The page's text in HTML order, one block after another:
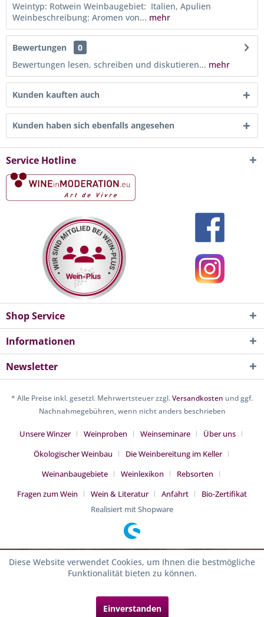
Weintyp: Rotwein Weinbaugebiet: Italien, Apulien
Weinbeschreibung: Aromen von... mehr
Bewertungen
0
Bewertungen lesen, schreiben und diskutieren... mehr
Kunden kauften auch
Kunden haben sich ebenfalls angesehen
Service Hotline
Shop Service
Informationen
Newsletter
* Alle Preise inkl. gesetzl. Mehrwertsteuer zzgl.Versandkosten und ggf.
Nachnahmegebühren, wenn nicht anders beschrieben
Unsere Winzer Weinproben Weinseminare
Über uns
Ökologischer Weinbau
Die Weinbereitung im Keller
Weinanbaugebiete
Weinlexikon
Rebsorten
Fragen zum Wein
Wein & Literatur Anfahrt
Bio-Zertifikat
Realisiert mit Shopware
Diese Website verwendet Cookies, um Ihnen die bestmögliche
Funktionalität bieten zu können.
Einverstanden